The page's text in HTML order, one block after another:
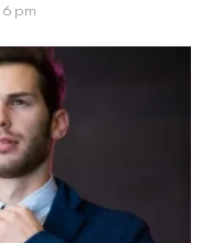
pm